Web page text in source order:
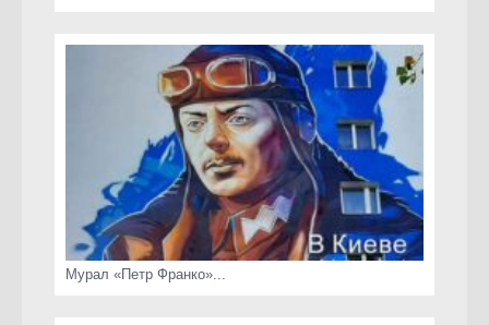
Мурал «Петр Франко»...